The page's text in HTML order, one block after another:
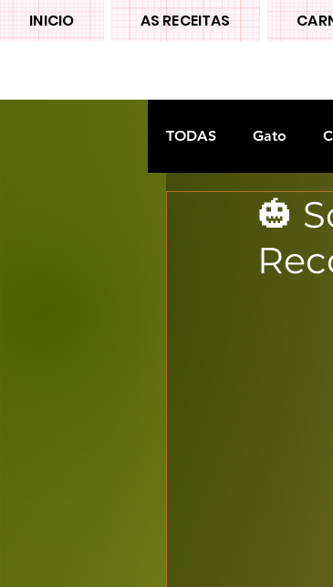
INICIO AS RECEITAS
TODAS Gato
Doces tradiconais
🎃